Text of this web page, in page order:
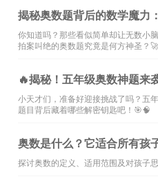
揭秘奥数题背后的数学魔力
你知道吗？那些看似简单却让无数小
拍案叫绝的奥数题究竟是何方神圣？
🔥揭秘！五年级奥数神题来
小天才们，准备好迎接挑战了吗？五
题目背后藏着哪些解密钥匙吧！🎯🧠
奥数是什么？它适合所有孩
探讨奥数的定义、适用范围及对孩子